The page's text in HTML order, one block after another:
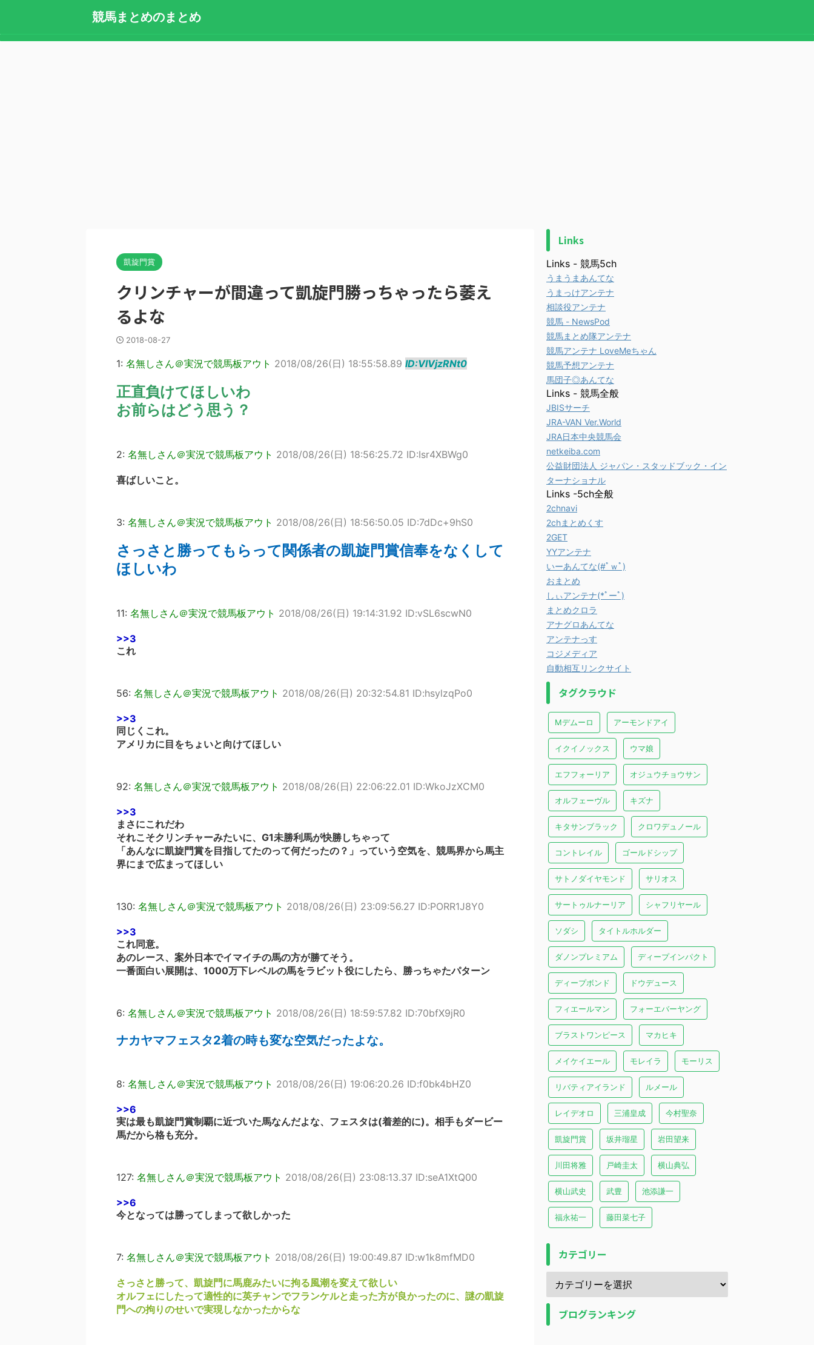
競馬まとめのまとめ
凱旋門賞
クリンチャーが間違って凱旋門勝っちゃったら萎え
るよな
2018-08-27
1: 名無しさん＠実況で競馬板アウト 2018/08/26(日) 18:55:58.89 ID:VlVjzRNt0
正直負けてほしいわ
お前らはどう思う？
2: 名無しさん＠実況で競馬板アウト 2018/08/26(日) 18:56:25.72 ID:Isr4XBWg0
喜ばしいこと。
3: 名無しさん＠実況で競馬板アウト 2018/08/26(日) 18:56:50.05 ID:7dDc+9hS0
さっさと勝ってもらって関係者の凱旋門賞信奉をなくして
ほしいわ
11: 名無しさん＠実況で競馬板アウト 2018/08/26(日) 19:14:31.92 ID:vSL6scwN0
>>3
これ
56: 名無しさん＠実況で競馬板アウト 2018/08/26(日) 20:32:54.81 ID:hsylzqPo0
>>3
同じくこれ。
アメリカに目をちょいと向けてほしい
92: 名無しさん＠実況で競馬板アウト 2018/08/26(日) 22:06:22.01 ID:WkoJzXCM0
>>3
まさにこれだわ
それこそクリンチャーみたいに、G1未勝利馬が快勝しちゃって
「あんなに凱旋門賞を目指してたのって何だったの？」っていう空気を、競馬界から馬主
界にまで広まってほしい
130: 名無しさん＠実況で競馬板アウト 2018/08/26(日) 23:09:56.27 ID:PORR1J8Y0
>>3
これ同意。
あのレース、案外日本でイマイチの馬の方が勝てそう。
一番面白い展開は、1000万下レベルの馬をラビット役にしたら、勝っちゃたパターン
6: 名無しさん＠実況で競馬板アウト 2018/08/26(日) 18:59:57.82 ID:70bfX9jR0
ナカヤマフェスタ2着の時も変な空気だったよな。
8: 名無しさん＠実況で競馬板アウト 2018/08/26(日) 19:06:20.26 ID:f0bk4bHZ0
>>6
実は最も凱旋門賞制覇に近づいた馬なんだよな、フェスタは(着差的に)。相手もダービー
馬だから格も充分。
127: 名無しさん＠実況で競馬板アウト 2018/08/26(日) 23:08:13.37 ID:seA1XtQ00
>>6
今となっては勝ってしまって欲しかった
7: 名無しさん＠実況で競馬板アウト 2018/08/26(日) 19:00:49.87 ID:w1k8mfMD0
さっさと勝って、凱旋門に馬鹿みたいに拘る風潮を変えて欲しい
オルフェにしたって適性的に英チャンでフランケルと走った方が良かったのに、謎の凱旋
門への拘りのせいで実現しなかったからな
Links
Links - 競馬5ch
うまうまあんてな
うまっけアンテナ
相談役アンテナ
競馬 - NewsPod
競馬まとめ隊アンテナ
競馬アンテナ LoveMeちゃん
競馬予想アンテナ
馬団子◎あんてな
Links - 競馬全般
JBISサーチ
JRA-VAN Ver.World
JRA日本中央競馬会
netkeiba.com
公益財団法人 ジャパン・スタッドブック・イン
ターナショナル
Links -5ch全般
2chnavi
2chまとめくす
2GET
YYアンテナ
いーあんてな(#ﾟｗﾟ)
おまとめ
しぃアンテナ(*ﾟーﾟ)
まとめクロラ
アナグロあんてな
アンテナっす
コジメディア
自動相互リンクサイト
タグクラウド
Mデムーロ アーモンドアイ
イクイノックス ウマ娘
エフフォーリア オジュウチョウサン
オルフェーヴル キズナ
キタサンブラック クロワデュノール
コントレイル ゴールドシップ
サトノダイヤモンド サリオス
サートゥルナーリア シャフリヤール
ソダシ タイトルホルダー
ダノンプレミアム ディープインパクト
ディープボンド ドウデュース
フィエールマン フォーエバーヤング
ブラストワンピース マカヒキ
メイケイエール モレイラ モーリス
リバティアイランド ルメール
レイデオロ 三浦皇成 今村聖奈
凱旋門賞 坂井瑠星 岩田望来
川田将雅 戸崎圭太 横山典弘
横山武史 武豊 池添謙一
福永祐一 藤田菜七子
カテゴリー
ブログランキング